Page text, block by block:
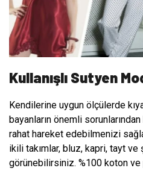
Kullanışlı Sutyen
Kendilerine uygun ölçülerde
bayanların önemli
rahat hareket edebilmenizi
ikili takımlar, bluz, kapri, tayt ve
görünebilirsiniz. %100 koton ve